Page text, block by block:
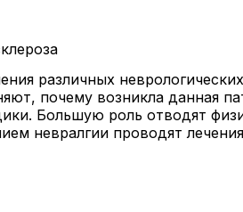
различных
почему возникла данная
Большую роль отводят
невралгии проводят